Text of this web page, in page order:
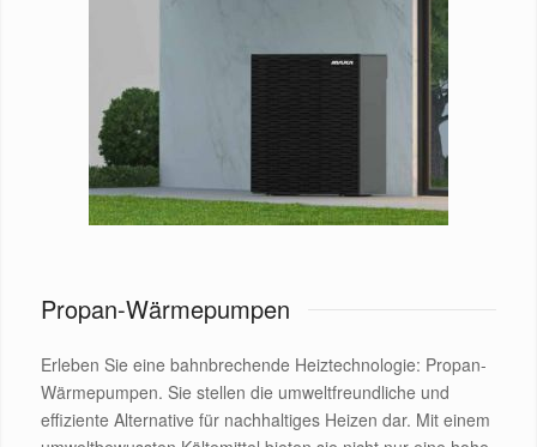
Propan-Wärmepumpen
Erleben Sie eine bahnbrechende Heiztechnologie: Propan-
Wärmepumpen. Sie stellen die umweltfreundliche und
effiziente Alternative für nachhaltiges Heizen dar. Mit einem